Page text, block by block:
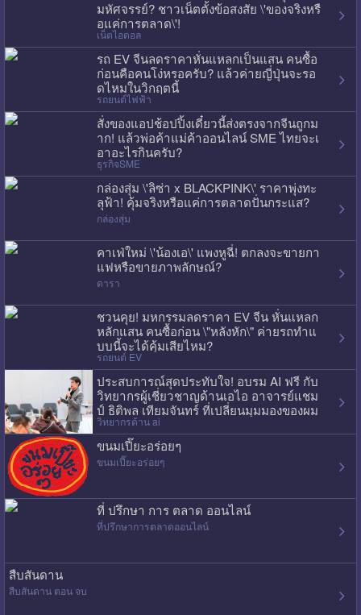
มหัศจรรย์? ชาวเน็ตตั้งข้อสงสัย \'ของจริงหรื
อแค่การตลาด\'!
เน็ตไอดอล
รถ EV จีนลดราคาหั่นแหลกเป็นแสน คนซื้อ
ก่อนคือคนโง่หรอครับ? แล้วค่ายญี่ปุ่นจะรอ
ดไหมในวิกฤตนี้
รถยนต์ไฟฟ้า
สั่งของแอปช้อปปิ้งเดี๋ยวนี้ส่งตรงจากจีนถูกม
าก! แล้วพ่อค้าแม่ค้าออนไลน์ SME ไทยจะเ
อาอะไรกินครับ?
ธุรกิจSME
กล่องสุ่ม \'ลิซ่า x BLACKPINK\' ราคาพุ่งทะ
ลุฟ้า! คุ้มจริงหรือแค่การตลาดปั่นกระแส?
กล่องสุ่ม
คาเฟ่ใหม่ \'น้องเอ\' แพงหูฉี่! ตกลงจะขายกา
แฟหรือขายภาพลักษณ์?
ดารา
ชวนคุย! มหกรรมลดราคา EV จีน หั่นแหลก
หลักแสน คนซื้อก่อน \"หลังหัก\" ค่ายรถทำแ
บบนี้จะได้คุ้มเสียไหม?
รถยนต์ EV
ประสบการณ์สุดประทับใจ! อบรม AI ฟรี กับ
วิทยากรผู้เชี่ยวชาญด้านเอไอ อาจารย์แชม
ป์ ธิติพล เทียมจันทร์ ที่เปลี่ยนมุมมองของผม
ไปเลย
วิทยากรด้าน ai
ขนมเปี๊ยะอร่อยๆ
ขนมเปี๊ยะอร่อยๆ
ที่ ปรึกษา การ ตลาด ออนไลน์
ที่ปรึกษาการตลาดออนไลน์
สืบสันดาน
สืบสันดาน ตอน จบ